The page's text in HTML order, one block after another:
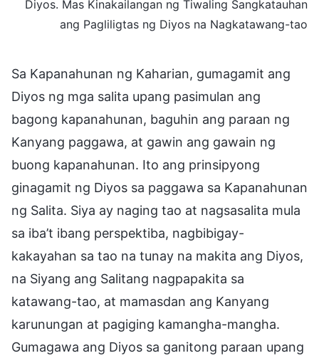
Diyos. Mas Kinakailangan ng Tiwaling Sangkatauhan
ang Pagliligtas ng Diyos na Nagkatawang-tao
Sa Kapanahunan ng Kaharian, gumagamit ang
Diyos ng mga salita upang pasimulan ang
bagong kapanahunan, baguhin ang paraan ng
Kanyang paggawa, at gawin ang gawain ng
buong kapanahunan. Ito ang prinsipyong
ginagamit ng Diyos sa paggawa sa Kapanahunan
ng Salita. Siya ay naging tao at nagsasalita mula
sa iba’t ibang perspektiba, nagbibigay-
kakayahan sa tao na tunay na makita ang Diyos,
na Siyang ang Salitang nagpapakita sa
katawang-tao, at mamasdan ang Kanyang
karunungan at pagiging kamangha-mangha.
Gumagawa ang Diyos sa ganitong paraan upang